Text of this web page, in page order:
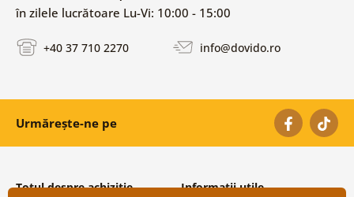
în zilele lucrătoare Lu-Vi: 10:00 - 15:00
+40 37 710 2270 info@dovido.ro
Urmărește-ne pe
Totul despre achiziție Informații utile